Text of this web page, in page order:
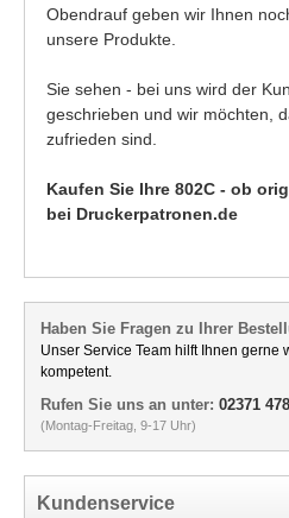
Obendrauf geben wir Ihnen
unsere Produkte.
Sie sehen - bei uns wird der
geschrieben und wir möchten,
zufrieden sind.
Kaufen Sie Ihre 802C - ob
bei Druckerpatronen.de
Haben Sie Fragen zu Ihrer
Unser Service Team hilft Ihnen gerne
kompetent.
Rufen Sie uns an unter: 02371
(Montag-Freitag, 9-17 Uhr)
Kundenservice